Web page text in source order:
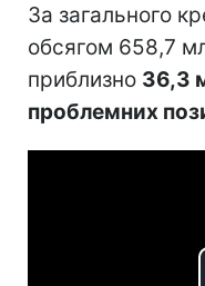
За загального
обсягом 658,7
приблизно 36,3
проблемних